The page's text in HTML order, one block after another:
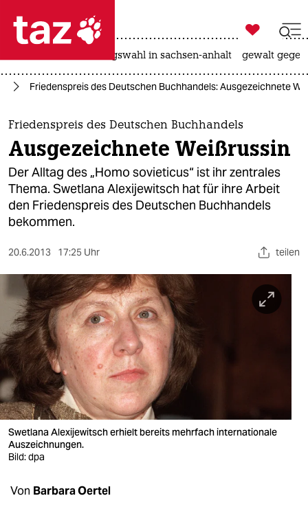
 taz zahl ich
taz zahl ich
themen
politik
öko
gesellschaft
kultur
sport
berlin
nord
wahrheit
verlag
verlag
veranstaltungen

taz zahl ich
landtagswahl in sachsen-anhalt gewalt
Friedenspreis des Deutschen Buchhandels: Ausgezeichnete
Friedenspreis des Deutschen Buchhandels
Ausgezeichnete Weißrussin
Der Alltag des „Homo sovieticus“ ist ihr zentrales
Thema. Swetlana Alexijewitsch hat für ihre Arbeit
den Friedenspreis des Deutschen Buchhandels
bekommen.
20.6.2013 17:25 Uhr teilen
Swetlana Alexijewitsch erhielt bereits mehrfach internationale
Auszeichnungen.
Bild: dpa
Von Barbara Oertel